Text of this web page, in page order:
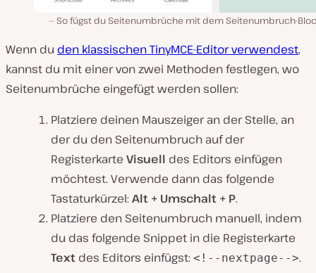
So fügst du Seitenumbrüche mit dem Seitenumbruch-
Wenn du den klassischen TinyMCE-Editor verwendest,
kannst du mit einer von zwei Methoden festlegen, wo
Seitenumbrüche eingefügt werden sollen:
Platziere deinen Mauszeiger an der Stelle, an
der du den Seitenumbruch auf der
Registerkarte Visuell des Editors einfügen
möchtest. Verwende dann das folgende
Tastaturkürzel: Alt + Umschalt + P.
Platziere den Seitenumbruch manuell, indem
du das folgende Snippet in die Registerkarte
Text des Editors einfügst: <!--nextpage-->.